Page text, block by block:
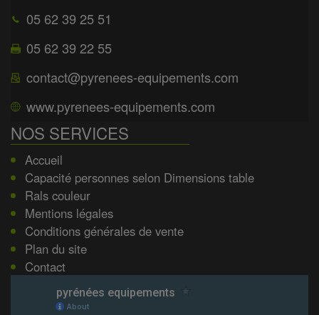
05 62 39 25 51
05 62 39 22 55
contact@pyrenees-equipements.com
www.pyrenees-equipements.com
NOS SERVICES
Accueil
Capacité personnes selon Dimensions table
Rals couleur
Mentions légales
Conditions générales de vente
Plan du site
Contact